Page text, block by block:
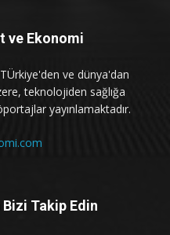
ve Ekonomi
ve dünya'dan
teknolojiden sağlığa
yayınlamaktadır.
Takip Edin